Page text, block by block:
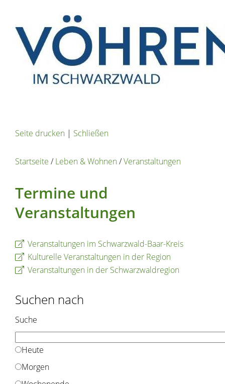
Seite drucken | Schließen
Startseite /Leben & Wohnen/Veranstaltungen
Termine und
Veranstaltungen
Veranstaltungen im Schwarzwald-Baar-Kreis
Kulturelle Veranstaltungen in der Region
Veranstaltungen in der Schwarzwaldregion
Suchen nach
Suche
Heute
Morgen